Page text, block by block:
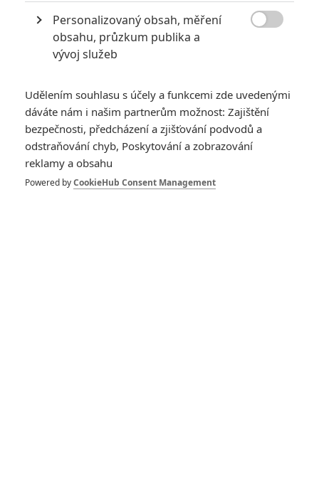
Pro hodnocení musíte být přihlášen.
Zůstat přihlášen
Personalizovaný obsah, měření
obsahu, průzkum publika a
vývoj služeb
Udělením souhlasu s účely a funkcemi zde uvedenými
dáváte nám i našim partnerům možnost: Zajištění
bezpečnosti, předcházení a zjišťování podvodů a
odstraňování chyb, Poskytování a zobrazování
reklamy a obsahu
Powered byCookieHub Consent Management